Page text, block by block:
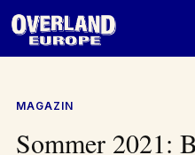
MAGAZIN
Sommer 2021: